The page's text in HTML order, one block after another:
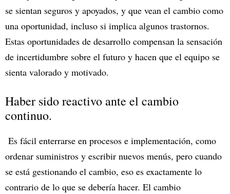
se sientan seguros y apoyados, y que vean el cambio como
una oportunidad, incluso si implica algunos trastornos.
Estas oportunidades de desarrollo compensan la sensación
de incertidumbre sobre el futuro y hacen que el equipo se
sienta valorado y motivado.
Haber sido reactivo ante el cambio
continuo.
Es fácil enterrarse en procesos e implementación, como
ordenar suministros y escribir nuevos menús, pero cuando
se está gestionando el cambio, eso es exactamente lo
contrario de lo que se debería hacer. El cambio